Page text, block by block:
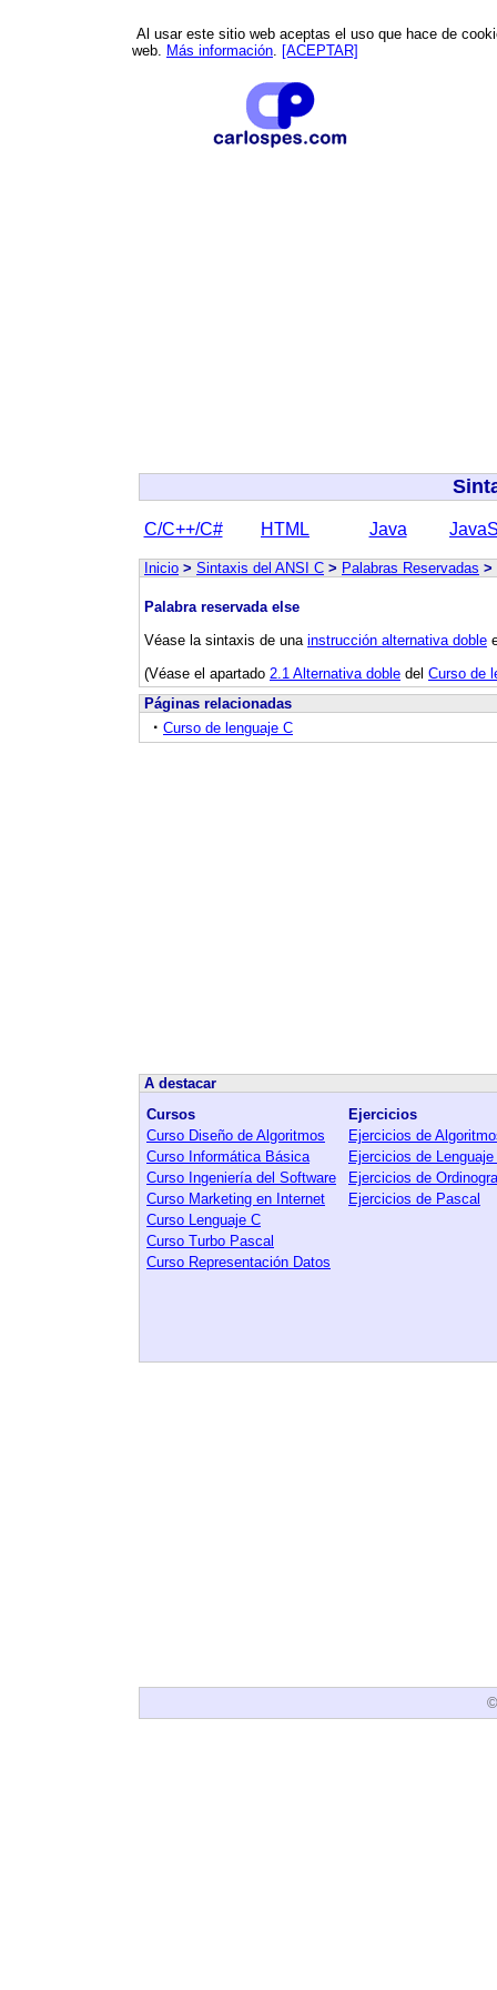
Al usar este sitio web aceptas el uso que hace de
web. Más información. [ACEPTAR]
C/C++/C# HTML Java
Inicio > Sintaxis del ANSI C > Palabras Reservadas >
Palabra reservada else
Véase la sintaxis de una instrucción alternativa doble
(Véase el apartado 2.1 Alternativa doble del Curso de
Páginas relacionadas
· Curso de lenguaje C
A destacar
Cursos
Curso Diseño de Algoritmos
Curso Informática Básica
Curso Ingeniería del Software
Curso Marketing en Internet
Curso Lenguaje C
Curso Turbo Pascal
Curso Representación Datos
Ejercicios
Ejercicios de
Ejercicios de Lenguaje
Ejercicios de
Ejercicios de Pascal
©